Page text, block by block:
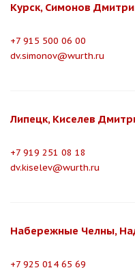
Курск, Симонов
+7 915 500 06 00
dv.simonov@wurth.ru
Липецк, Киселев
+7 919 251 08 18
dv.kiselev@wurth.ru
Набережные Челны,
+7 925 014 65 69